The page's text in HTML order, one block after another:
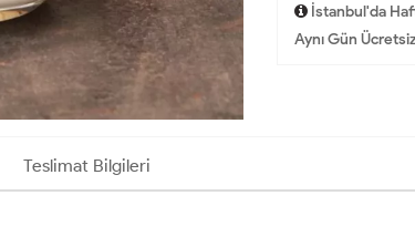
İstanbul'da
Aynı Gün
Teslimat Bilgileri